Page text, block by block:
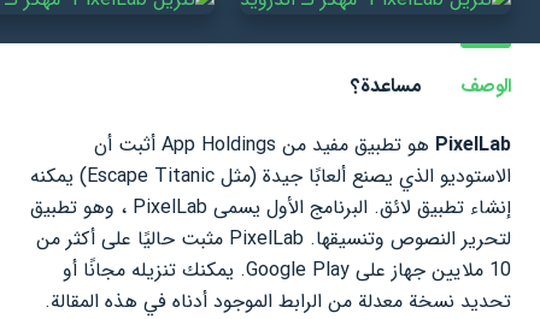
الوصف
مساعدة؟
PixelLab
هو تطبيق مفيد من App Holdings أثبت أن
الاستوديو الذي يصنع ألعابًا جيدة (مثل Escape Titanic) يمكنه
إنشاء تطبيق لائق. البرنامج الأول يسمى PixelLab ، وهو تطبيق
لتحرير النصوص وتنسيقها. PixelLab مثبت حاليًا على أكثر من
10 ملايين جهاز على Google Play. يمكنك تنزيله مجانًا أو
تحديد نسخة معدلة من الرابط الموجود أدناه في هذه المقالة.